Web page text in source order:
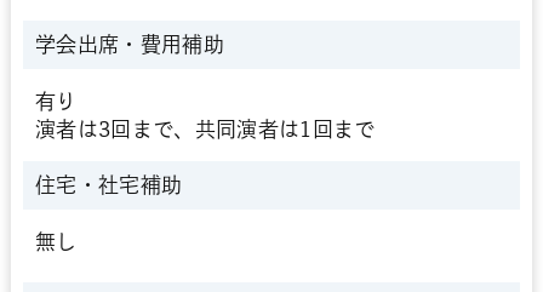
学会出席・ 費用補助
有り
演者は3回まで、共同演者は1回まで
住宅・社宅補助
無し